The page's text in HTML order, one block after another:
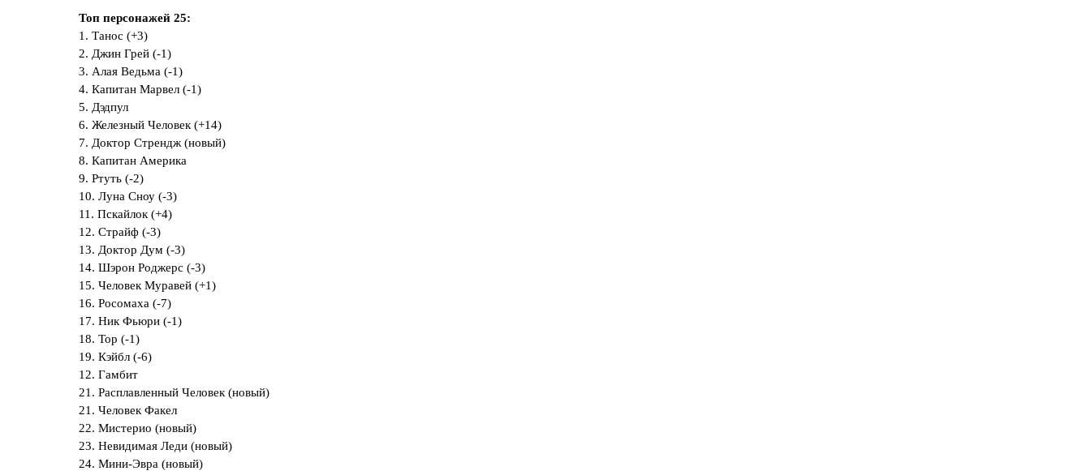
Топ персонажей 25:
1. Танос (+3)
2. Джин Грей (-1)
3. Алая Ведьма (-1)
4. Капитан Марвел (-1)
5. Дэдпул
6. Железный Человек (+14)
7. Доктор Стрендж (новый)
8. Капитан Америка
9. Ртуть (-2)
10. Луна Сноу (-3)
11. Пскайлок (+4)
12. Страйф (-3)
13. Доктор Дум (-3)
14. Шэрон Роджерс (-3)
15. Человек Муравей (+1)
16. Росомаха (-7)
17. Ник Фьюри (-1)
18. Тор (-1)
19. Кэйбл (-6)
12. Гамбит
21. Расплавленный Человек (новый)
21. Человек Факел
22. Мистерио (новый)
23. Невидимая Леди (новый)
24. Мини-Эвра (новый)